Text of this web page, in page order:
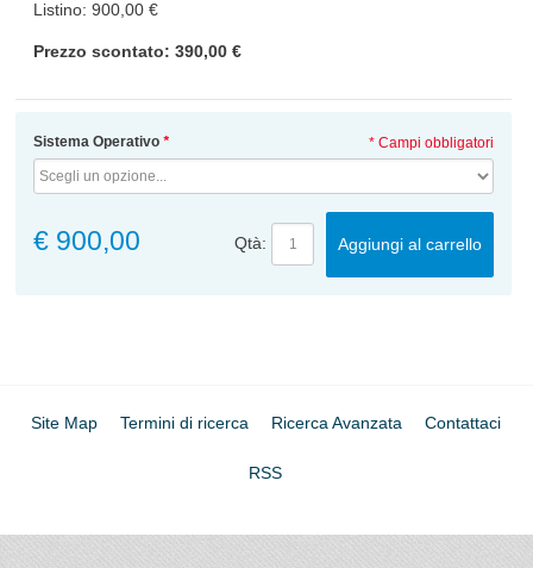
Listino: 900,00 €
Prezzo scontato: 390,00 €
*
Sistema Operativo * Campi obbligatori
€ 900,00 Qtà: Aggiungi al carrello
Site Map Termini di ricerca Ricerca Avanzata Contattaci
RSS